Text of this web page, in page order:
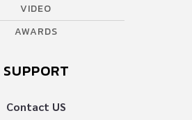
VIDEO
AWARDS
SUPPORT
Contact US